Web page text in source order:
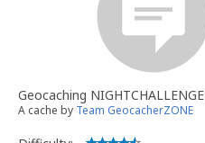
Geocaching
A cache by Team GeocacherZONE